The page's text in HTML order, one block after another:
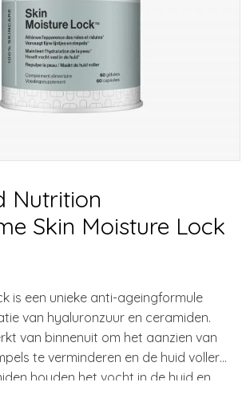
Nutrition
Skin Moisture Lock
is een unieke anti-ageingformule
van hyaluronzuur en ceramiden.
van binnenuit om het aanzien van
te verminderen en de huid voller
houden het vocht in de huid en